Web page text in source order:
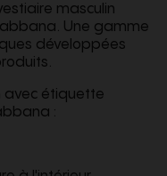
masculin
Une gamme
développées
avec étiquette
: